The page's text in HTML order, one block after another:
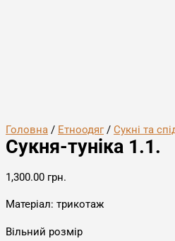
Головна / Етноодяг/ Сукні та
Сукня-туніка 1.1.
1,300.00 грн.
Матеріал: трикотаж
Вільний розмір